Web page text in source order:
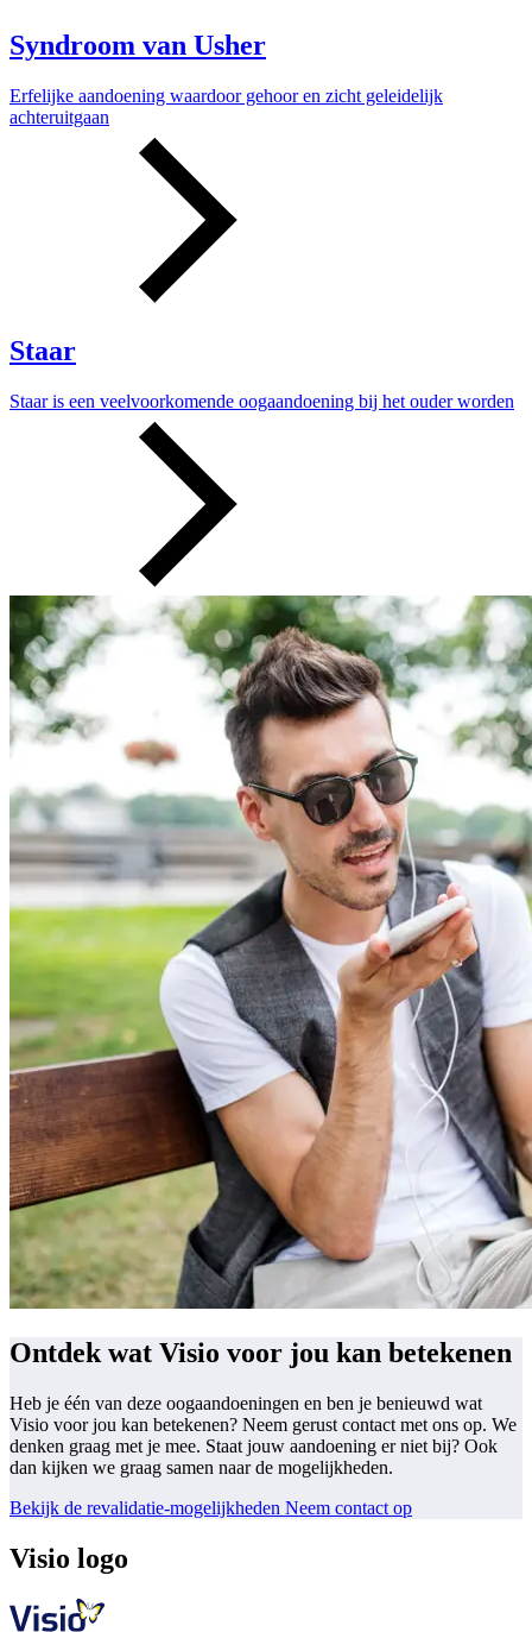
Syndroom van Usher
Erfelijke aandoening waardoor gehoor en zicht geleidelijk
achteruitgaan
Staar
Staar is een veelvoorkomende oogaandoening bij het ouder worden
Ontdek wat Visio voor jou kan betekenen
Heb je één van deze oogaandoeningen en ben je benieuwd wat
Visio voor jou kan betekenen? Neem gerust contact met ons op. We
denken graag met je mee. Staat jouw aandoening er niet bij? Ook
dan kijken we graag samen naar de mogelijkheden.
Bekijk de revalidatie-mogelijkheden Neem contact op
Visio logo